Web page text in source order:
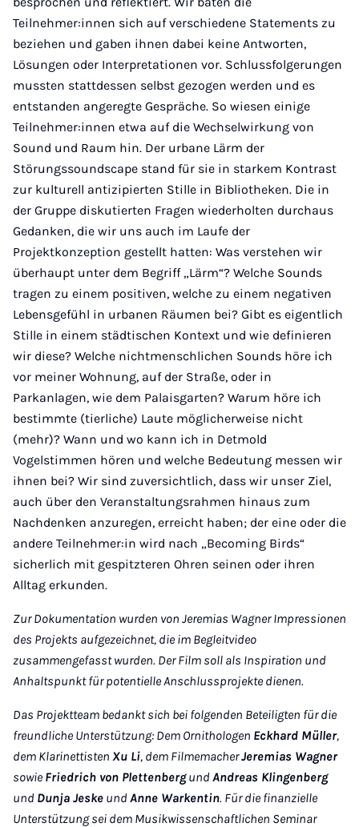
Teilnehmer:innen sich auf verschiedene Statements zu
beziehen und gaben ihnen dabei keine Antworten,
Lösungen oder Interpretationen vor. Schlussfolgerungen
mussten stattdessen selbst gezogen werden und es
entstanden angeregte Gespräche. So wiesen einige
Teilnehmer:innen etwa auf die Wechselwirkung von
Sound und Raum hin. Der urbane Lärm der
Störungssoundscape stand für sie in starkem Kontrast
zur kulturell antizipierten Stille in Bibliotheken. Die in
der Gruppe diskutierten Fragen wiederholten durchaus
Gedanken, die wir uns auch im Laufe der
Projektkonzeption gestellt hatten: Was verstehen wir
überhaupt unter dem Begriff „Lärm“? Welche Sounds
tragen zu einem positiven, welche zu einem negativen
Lebensgefühl in urbanen Räumen bei? Gibt es eigentlich
Stille in einem städtischen Kontext und wie definieren
wir diese? Welche nichtmenschlichen Sounds höre ich
vor meiner Wohnung, auf der Straße, oder in
Parkanlagen, wie dem Palaisgarten? Warum höre ich
bestimmte (tierliche) Laute möglicherweise nicht
(mehr)? Wann und wo kann ich in Detmold
Vogelstimmen hören und welche Bedeutung messen wir
ihnen bei? Wir sind zuversichtlich, dass wir unser Ziel,
auch über den Veranstaltungsrahmen hinaus zum
Nachdenken anzuregen, erreicht haben; der eine oder die
andere Teilnehmer:in wird nach „Becoming Birds“
sicherlich mit gespitzteren Ohren seinen oder ihren
Alltag erkunden.
Zur Dokumentation wurden von Jeremias Wagner Impressionen
des Projekts aufgezeichnet, die im Begleitvideo
zusammengefasst wurden. Der Film soll als Inspiration und
Anhaltspunkt für potentielle Anschlussprojekte dienen.
Das Projektteam bedankt sich bei folgenden Beteiligten für die
freundliche Unterstützung: Dem Ornithologen Eckhard Müller,
dem Klarinettisten Xu Li, dem FilmemacherJeremias Wagner
sowie Friedrich von Plettenbergund Andreas Klingenberg
und Dunja Jeske und Anne Warkentin. Für die finanzielle
Unterstützung sei dem Musikwissenschaftlichen Seminar